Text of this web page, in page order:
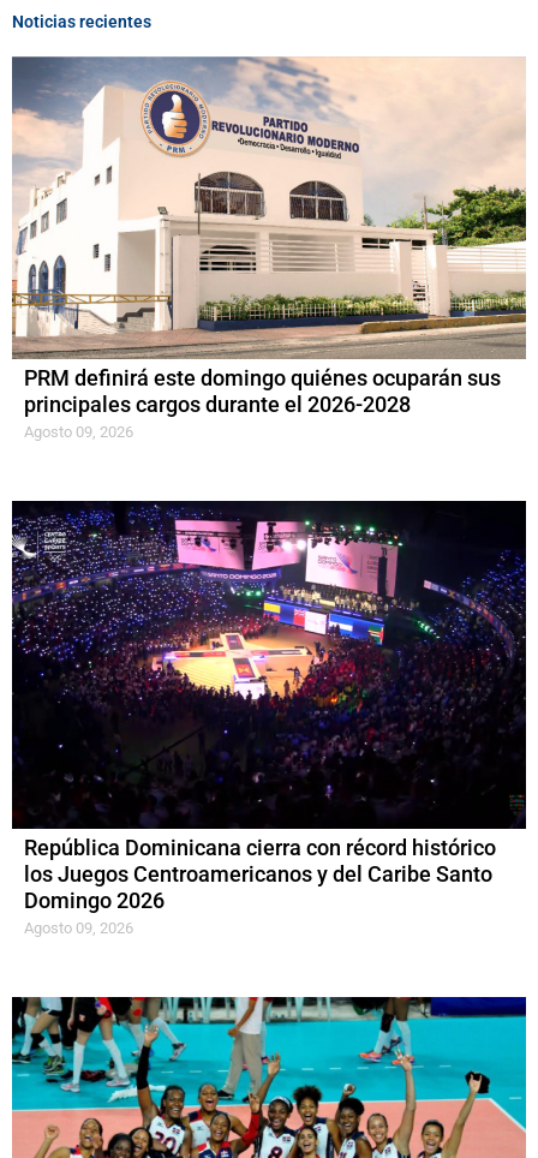
Noticias recientes
PRM definirá este domingo quiénes ocuparán sus
principales cargos durante el 2026-2028
Agosto 09, 2026
República Dominicana cierra con récord histórico
los Juegos Centroamericanos y del Caribe Santo
Domingo 2026
Agosto 09, 2026